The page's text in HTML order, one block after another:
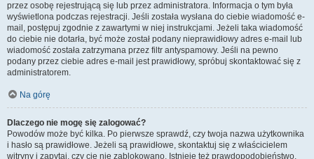
przez osobę rejestrującą się lub przez administratora. Informacja o tym była
wyświetlona podczas rejestracji. Jeśli została wysłana do ciebie wiadomość e-
mail, postępuj zgodnie z zawartymi w niej instrukcjami. Jeżeli taka wiadomość
do ciebie nie dotarła, być może został podany nieprawidłowy adres e-mail lub
wiadomość została zatrzymana przez filtr antyspamowy. Jeśli na pewno
podany przez ciebie adres e-mail jest prawidłowy, spróbuj skontaktować się z
administratorem.
Na górę
Dlaczego nie mogę się zalogować?
Powodów może być kilka. Po pierwsze sprawdź, czy twoja nazwa użytkownika
i hasło są prawidłowe. Jeżeli są prawidłowe, skontaktuj się z właścicielem
witryny i zapytaj, czy cię nie zablokowano. Istnieje też prawdopodobieństwo,